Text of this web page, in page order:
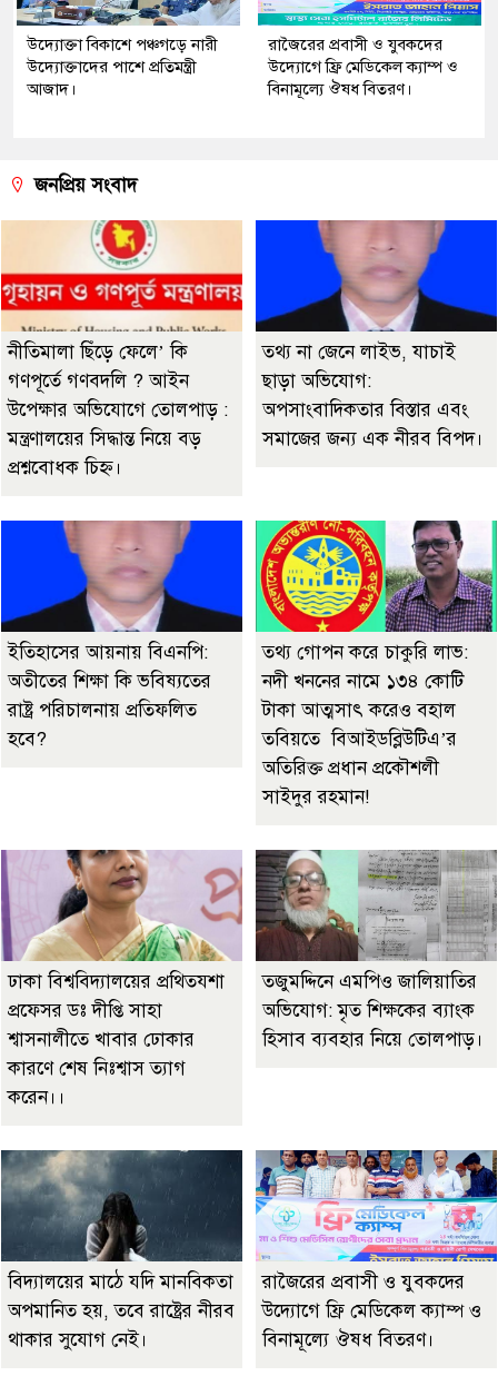
উদ্যোক্তা বিকাশে পঞ্চগড়ে নারী
উদ্যোক্তাদের পাশে প্রতিমন্ত্রী
আজাদ।
রাজৈরের‌ প্রবাসী ও যুবকদের
উদ্যোগে ফ্রি মেডিকেল ক্যাম্প ও
বিনামূল্যে ঔষধ বিতরণ।
জনপ্রিয় সংবাদ
নীতিমালা ছিঁড়ে ফেলে’ কি
গণপূর্তে গণবদলি ? আইন
উপেক্ষার অভিযোগে তোলপাড় :
মন্ত্রণালয়ের সিদ্ধান্ত নিয়ে বড়
প্রশ্নবোধক চিহ্ন।
তথ্য না জেনে লাইভ, যাচাই
ছাড়া অভিযোগ:
অপসাংবাদিকতার বিস্তার এবং
সমাজের জন্য এক নীরব বিপদ।
ইতিহাসের আয়নায় বিএনপি:
অতীতের শিক্ষা কি ভবিষ্যতের
রাষ্ট্র পরিচালনায় প্রতিফলিত
হবে?
তথ্য গোপন করে চাকুরি লাভ:
নদী খননের নামে ১৩৪ কোটি
টাকা আত্মসাৎ করেও বহাল
তবিয়তে বিআইডব্লিউটিএ’র
অতিরিক্ত প্রধান প্রকৌশলী
সাইদুর রহমান!
ঢাকা বিশ্ববিদ্যালয়ের প্রথিতযশা
প্রফেসর ডঃ দীপ্তি সাহা
শ্বাসনালীতে খাবার ঢোকার
কারণে শেষ নিঃশ্বাস ত্যাগ
করেন।।
তজুমদ্দিনে এমপিও জালিয়াতির
অভিযোগ: মৃত শিক্ষকের ব্যাংক
হিসাব ব্যবহার নিয়ে তোলপাড়।
বিদ্যালয়ের মাঠে যদি মানবিকতা
অপমানিত হয়, তবে রাষ্ট্রের নীরব
থাকার সুযোগ নেই।
রাজৈরের‌ প্রবাসী ও যুবকদের
উদ্যোগে ফ্রি মেডিকেল ক্যাম্প ও
বিনামূল্যে ঔষধ বিতরণ।